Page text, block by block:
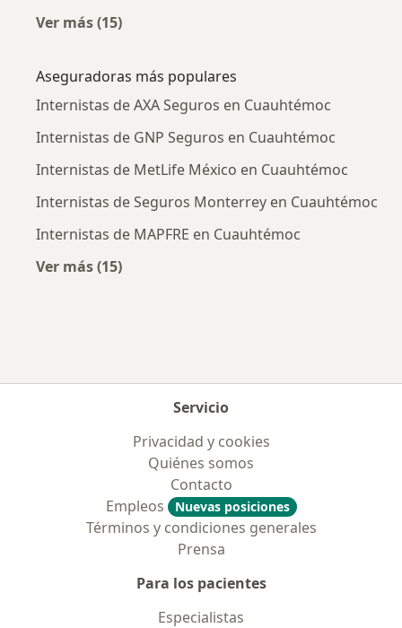
Ver más (15)
Aseguradoras más populares
Internistas de AXA Seguros en Cuauhtémoc
Internistas de GNP Seguros en Cuauhtémoc
Internistas de MetLife México en Cuauhtémoc
Internistas de Seguros Monterrey en Cuauhtémoc
Internistas de MAPFRE en Cuauhtémoc
Ver más (15)
Servicio
Privacidad y cookies
Quiénes somos
Contacto
Empleos
Nuevas posiciones
Términos y condiciones generales
Prensa
Para los pacientes
Especialistas